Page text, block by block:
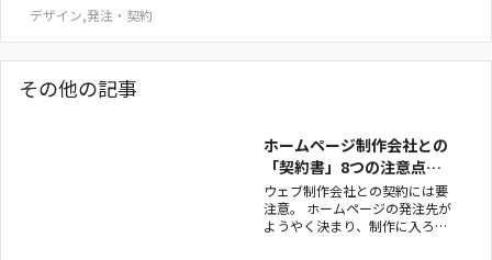
デザイン,発注・契約
その他の記事
ホームページ制作会社との
「契約書」8つの注意点と
は？
ウェブ制作会社との契約には要
注意。 ホームページの発注先が
ようやく決まり、制作に入ろう